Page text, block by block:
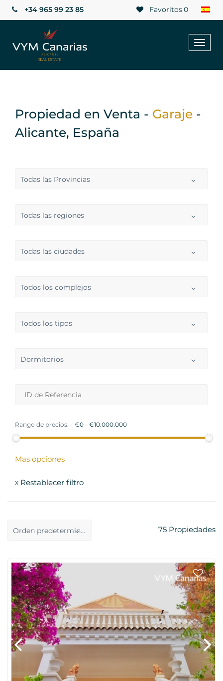
Favoritos0
+34 965 99 23 85
Propiedad en Venta - Garaje -
Alicante, España
Todas las Provincias
Todas las regiones
Todas las ciudades
Todos los complejos
Todos los tipos
Dormitorios
Rango de precios:
Mas opciones
x Restablecer filtro
Orden predeterminado 75 Propiedades